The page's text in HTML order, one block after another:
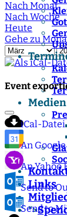
Medien
Links
">
Nach Monat
Nach Woche
Heute
Gehe zu
Event
iCal-
An
An Yahoo
Send to
Send to